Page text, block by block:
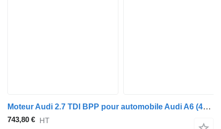
Moteur Audi 2.7 TDI BPP pour automobile Audi A6 (4F2, C6)
743,80 € HT